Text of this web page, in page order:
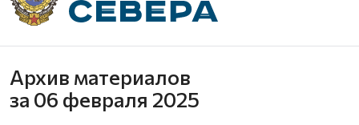
Архив материалов
за 06 февраля 2025